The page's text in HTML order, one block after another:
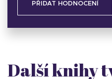
PŘIDAT HODNOCENÍ
Další knihy